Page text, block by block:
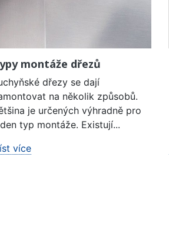
montáže dřezů
dřezy se dají
na několik způsobů.
je určených výhradně pro
typ montáže. Existují...
více